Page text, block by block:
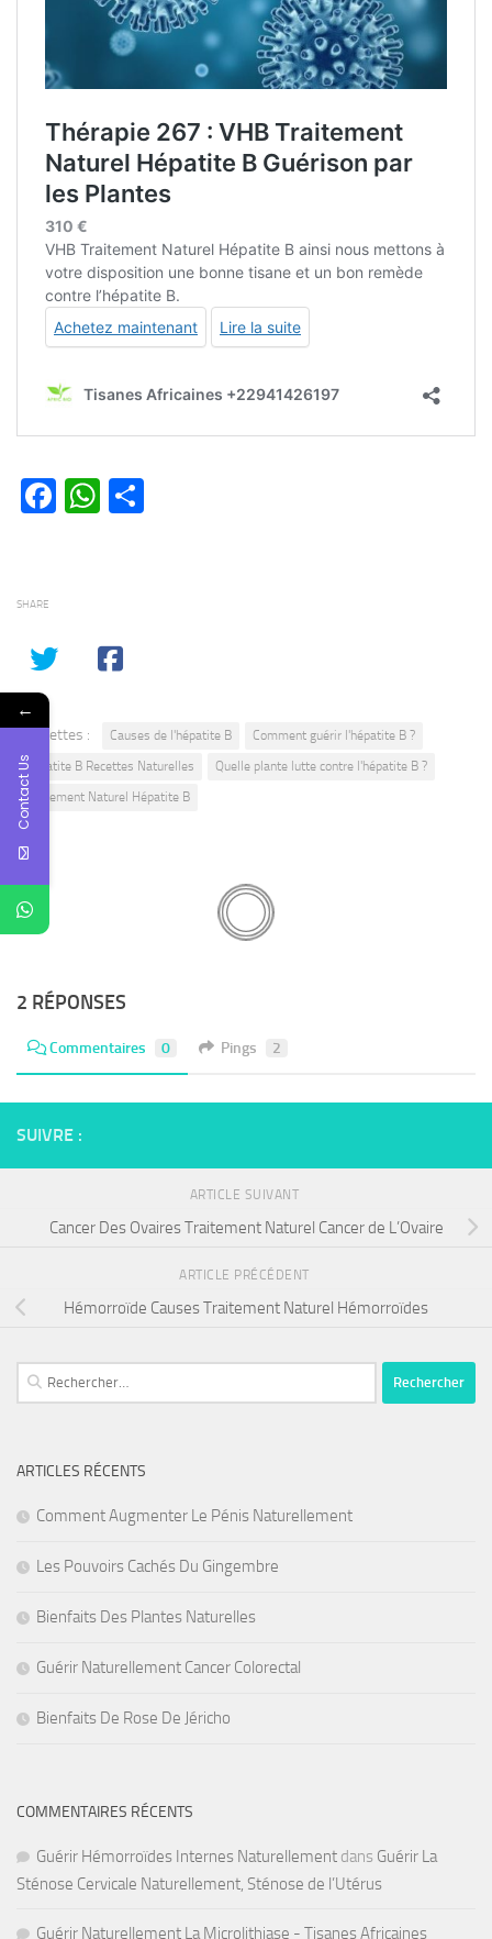
Facebook
WhatsApp
SHARE
Étiquettes : Causes de l'hépatite B
Comment guérir l'hépatite B ?
Hépatite B Recettes Naturelles
Quelle plante lutte contre l'hépatite B ?
Traitement Naturel Hépatite B
2 RÉPONSES
Commentaires 0 Pings 2
SUIVRE :
ARTICLE SUIVANT
Cancer Des Ovaires Traitement Naturel Cancer de L’Ovaire
ARTICLE PRÉCÉDENT
Hémorroïde Causes Traitement Naturel Hémorroïdes
Rechercher :
ARTICLES RÉCENTS
Comment Augmenter Le Pénis Naturellement
Les Pouvoirs Cachés Du Gingembre
Bienfaits Des Plantes Naturelles
Guérir Naturellement Cancer Colorectal
Bienfaits De Rose De Jéricho
COMMENTAIRES RÉCENTS
Guérir Hémorroïdes Internes Naturellement dans Guérir La
Sténose Cervicale Naturellement, Sténose de l’Utérus
Guérir Naturellement La Microlithiase - Tisanes Africaines
←
Contact Us